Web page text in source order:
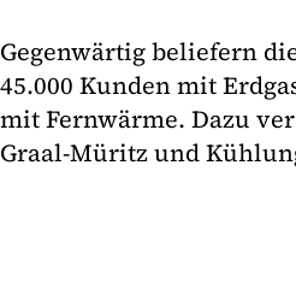
Gegenwärtig beliefern
45.000 Kunden mit
mit Fernwärme. Dazu
Graal-Müritz und